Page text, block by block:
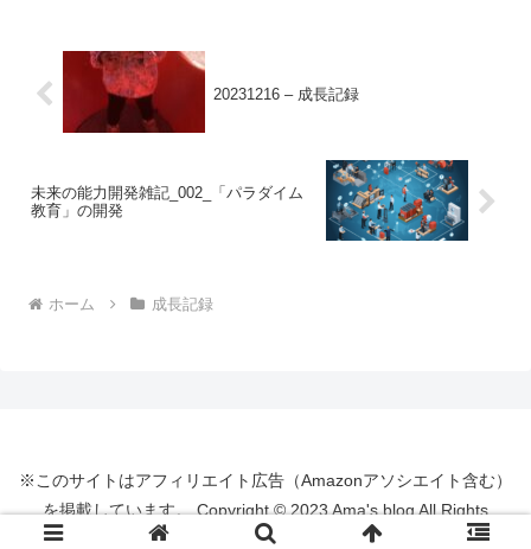
20231216 – 成長記録
未来の能力開発雑記_002_「パラダイム
教育」の開発
ホーム 成長記録
※このサイトはアフィリエイト広告（Amazonアソシエイト含む）
を掲載しています。 Copyright © 2023 Ama's blog All Rights
Reserved.